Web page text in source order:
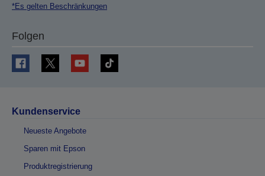
*Es gelten Beschränkungen
Folgen
Kundenservice
Neueste Angebote
Sparen mit Epson
Produktregistrierung